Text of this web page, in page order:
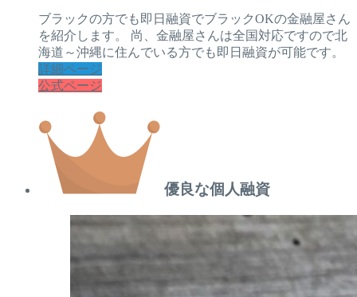
ブラックの方でも即日融資でブラックOKの金融屋さん
を紹介します。 尚、金融屋さんは全国対応ですので北
海道～沖縄に住んでいる方でも即日融資が可能です。
詳細ページ
公式ページ
優良な個人融資